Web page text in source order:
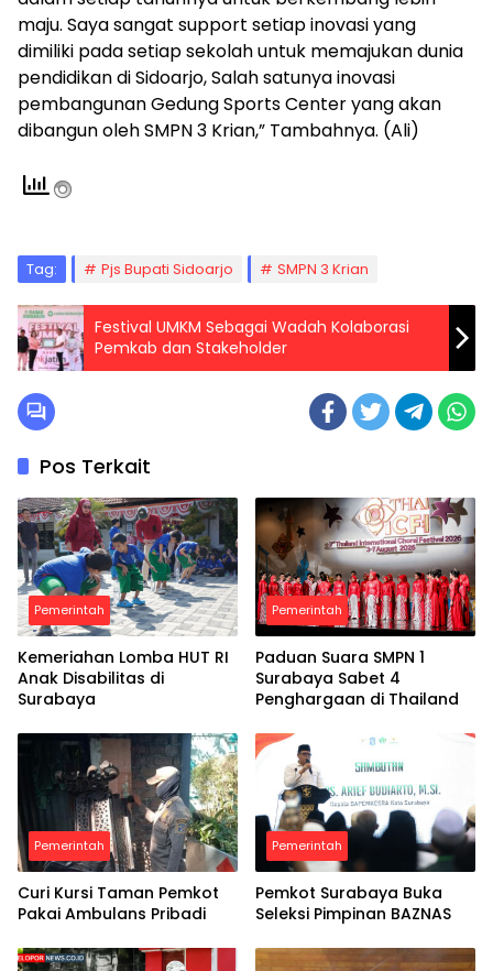
maju. Saya sangat support setiap inovasi yang
dimiliki pada setiap sekolah untuk memajukan dunia
pendidikan di Sidoarjo, Salah satunya inovasi
pembangunan Gedung Sports Center yang akan
dibangun oleh SMPN 3 Krian,” Tambahnya. (Ali)
Tag: Pjs Bupati Sidoarjo SMPN 3 Krian
Festival UMKM Sebagai Wadah Kolaborasi
Pemkab dan Stakeholder
Pos Terkait
Pemerintah
Kemeriahan Lomba HUT RI
Anak Disabilitas di
Surabaya
Pemerintah
Paduan Suara SMPN 1
Surabaya Sabet 4
Penghargaan di Thailand
Pemerintah
Curi Kursi Taman Pemkot
Pakai Ambulans Pribadi
Pemerintah
Pemkot Surabaya Buka
Seleksi Pimpinan BAZNAS